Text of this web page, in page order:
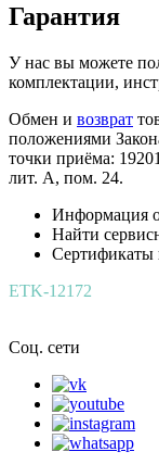
Гарантия
У нас вы можете
комплектации,
Обмен и возврат
положениями
точки приёма:
лит. А, пом. 24.
Информация о
Найти
Сертификаты
ETK-12172
Соц. сети